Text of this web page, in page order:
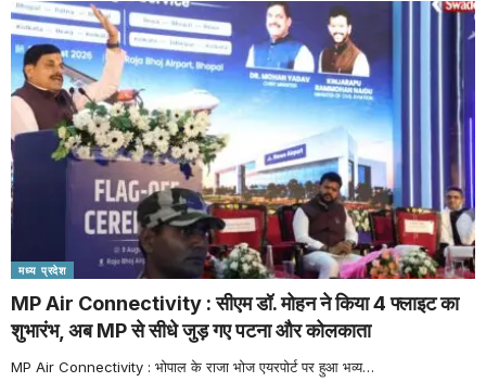
मध्य प्रदेश
MP Air Connectivity : सीएम डॉ. मोहन ने किया 4 फ्लाइट का
शुभारंभ, अब MP से सीधे जुड़ गए पटना और कोलकाता
MP Air Connectivity : भोपाल के राजा भोज एयरपोर्ट पर हुआ भव्य…